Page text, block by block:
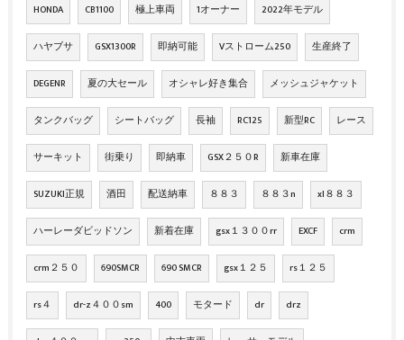
HONDA CB1100 極上車両 1オーナー 2022年モデル
ハヤブサ GSX1300R 即納可能 Vストローム250 生産終了
DEGENR 夏の大セール オシャレ好き集合 メッシュジャケット
タンクバッグ シートバッグ 長袖 RC125 新型RC レース
サーキット 街乗り 即納車 GSX２５０R 新車在庫
SUZUKI正規 酒田 配送納車 ８８３ ８８３n xl８８３
ハーレーダビッドソン 新着在庫 gsx１３００rr EXCF crm
crm２５０ 690SMCR 690 SMCR gsx１２５ rs１２５
rs４ dr-z４００sm 400 モタード dr drz